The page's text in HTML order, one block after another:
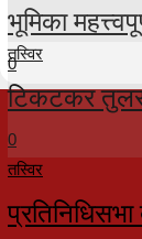
भूमिका
0
तस्विर
टिकटकर
0
तस्विर